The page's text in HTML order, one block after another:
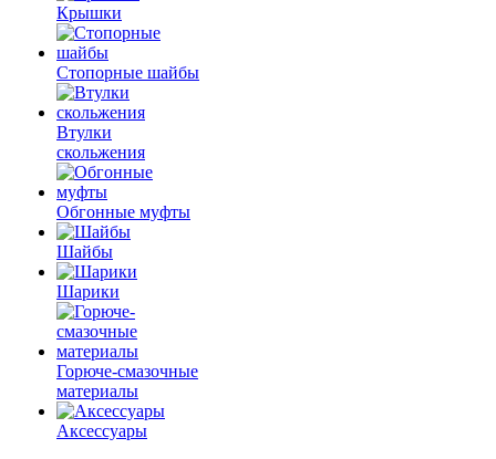
Крышки
Стопорные шайбы
Втулки
скольжения
Обгонные муфты
Шайбы
Шарики
Горюче-смазочные
материалы
Аксессуары